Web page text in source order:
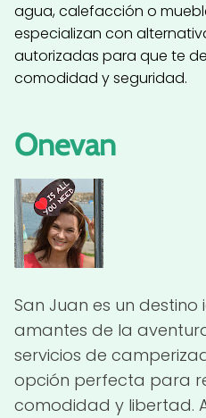
agua, calefacción o
especializan con
autorizadas para que te
comodidad y seguridad.
Onevan
San Juan es un
amantes de la
servicios de
opción perfecta para
comodidad y libertad.